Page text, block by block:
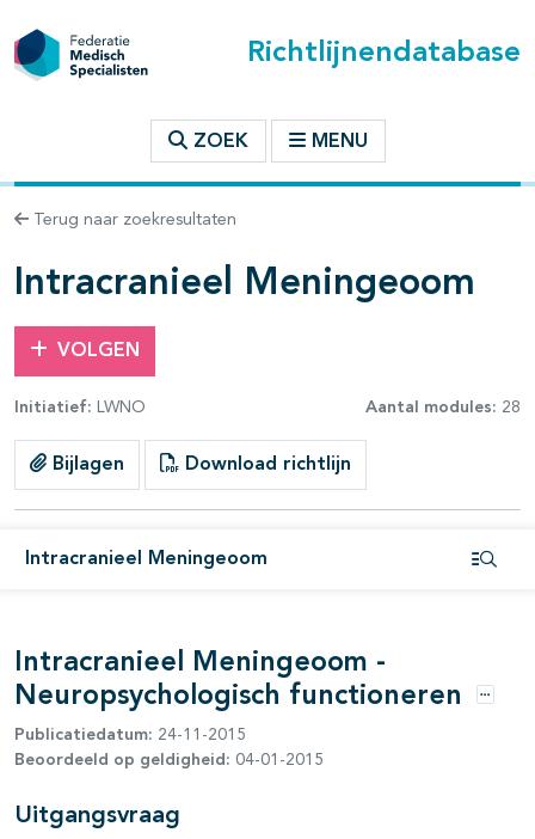
Richtlijnendatabase
ZOEK MENU
Terug naar zoekresultaten
Intracranieel Meningeoom
VOLGEN
Initiatief: LWNO Aantal modules: 28
Bijlagen Download richtlijn
Intracranieel Meningeoom
binnen deze richtlijn
open- en dichtklappen
open- en dichtklappen
open- en dichtklappen
open- en dichtklappen
open- en dichtklappen
Intracranieel Meningeoom -
Neuropsychologisch functioneren
Opties
Publicatiedatum: 24-11-2015
Beoordeeld op geldigheid: 04-01-2015
Uitgangsvraag